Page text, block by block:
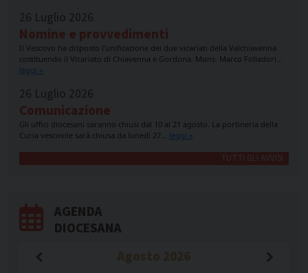
26 Luglio 2026
Nomine e provvedimenti
Il Vescovo ha disposto l’unificazione dei due vicariati della Valchiavenna
costituendo il Vicariato di Chiavenna e Gordona. Mons. Marco Folladori…
leggi »
26 Luglio 2026
Comunicazione
Gli uffici diocesani saranno chiusi dal 10 al 21 agosto. La portineria della
Curia vescovile sarà chiusa da lunedì 27… leggi »
TUTTI GLI AVVISI
AGENDA
DIOCESANA